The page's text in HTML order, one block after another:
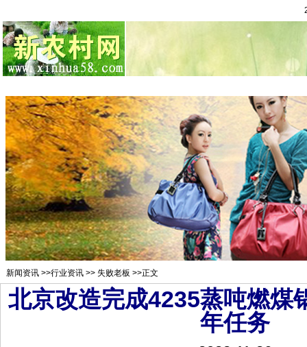
新闻资讯 >>行业资讯 >> 失败老板 >>正文
北京改造完成4235蒸吨燃煤
年任务